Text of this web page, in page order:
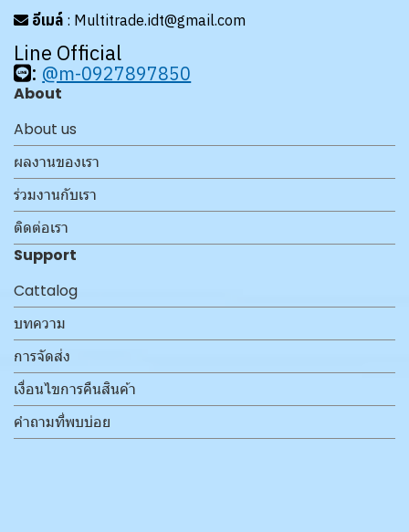
อีเมล์ : Multitrade.idt@gmail.com
Line Official
: @m-0927897850
About
About us
ผลงานของเรา
ร่วมงานกับเรา
ติดต่อเรา
Support
Cattalog
บทความ
การจัดส่ง
เงื่อนไขการคืนสินค้า
คำถามที่พบบ่อย